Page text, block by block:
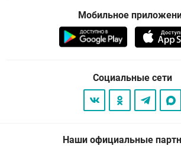
Мобильное
Социальные сети
Наши официальные